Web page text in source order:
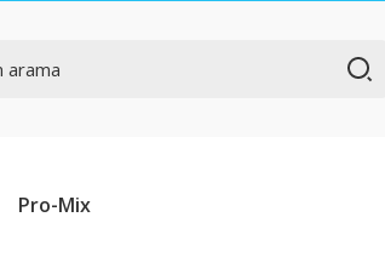
Pro-Mix